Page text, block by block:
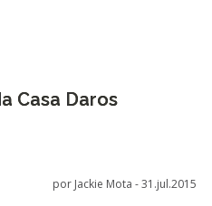
Casa Daros
por Jackie Mota -31.jul.2015